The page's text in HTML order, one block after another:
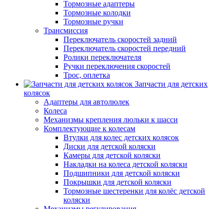
Тормозные адаптеры
Тормозные колодки
Тормозные ручки
Трансмиссия
Переключатель скоростей задний
Переключатель скоростей передний
Ролики переключателя
Ручки переключения скоростей
Трос, оплетка
Запчасти для детских
колясок
Адаптеры для автолюлек
Колеса
Механизмы крепления люльки к шасси
Комплектующие к колесам
Втулки для колес детских колясок
Диски для детской коляски
Камеры для детской коляски
Накладки на колеса детской коляски
Подшипники для детской коляски
Покрышки для детской коляски
Тормозные шестеренки для колёс детской
коляски